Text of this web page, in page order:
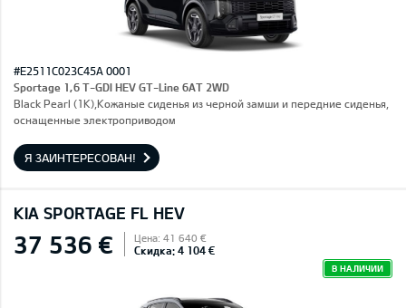
#E2511C023C45A 0001
Sportage 1,6 T-GDI HEV GT-Line 6AT 2WD
Black Pearl (1K),Кожаные сиденья из черной замши и передние сиденья,
оснащенные электроприводом
Я ЗАИНТЕРЕСОВАН!
KIA SPORTAGE FL HEV
37 536 € Цена: 41 640 €
Скидка: 4 104 €
В НАЛИЧИИ